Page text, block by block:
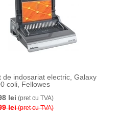
de indosariat electric, Galaxy
coli, Fellowes
lei (pret cu TVA)
lei(pret cu TVA)